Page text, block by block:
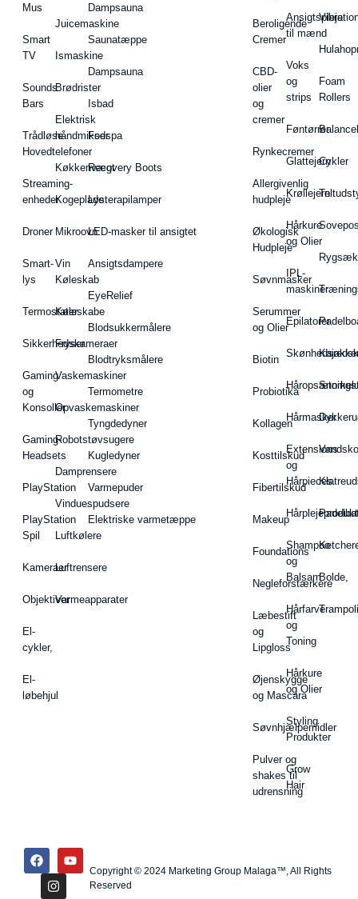
Mus
Smart
TV
Sounds
Bars
Trådløse
Hovedtelefoner
Streaming-
enheder
Droner
Smart-
lys
Termostater
Sikkerhedskameraer
Gaming
og
Konsoller
Gaming-
Headsets
PlayStation
PlayStation
Spil
Kameraer
Objektiver
El-
cykler,
El-
løbehjul
Juicemaskine
Ismaskine
Brødrister
Elektrisk
håndmikser
Køkkenvægt
Kogeplade
Mikroovn
Vin
Køleskab
Køleskabe
Fryser
Vaskemaskiner
Opvaskemaskiner
Robotstøvsugere
Damprensere
Vinduespudsere
Luftkølere
Luftrensere
Varmeapparater
Dampsauna
Saunatæppe
Dampsauna
Isbad
Fodspa
Recovery Boots
Lysterapilamper
LED-masker til ansigtet
Ansigtsdampere
EyeRelief
Blodsukkermålere
Blodtryksmålere
Termometre
Tyngdedyner
Kugledyner
Varmepuder
Elektriske varmetæppe
Beroligende
Cremer
CBD-
olier
og
cremer
Rynkecremer
Allergivenlig
hudpleje
Økologisk
Hudpleje
Søvnmasker
Serummer
og Olier
Biotin
Probiotika
Kollagen
Kosttilskud
Fibertilskud
Makeup
Foundations
Negleforstærkere
Læbestift
og
Lipgloss
Øjenskygge
og Mascara
Søvnhjælpemidler
Pulver og
shakes til
udrensning
Ansigtspleje
til mænd
Voks
og
strips
Føntørrer
Glattejern
Krøllejern
Hårkure
og Olier
IPL-
maskiner
Epilatorer
Hårmasker
Extensions
og
Hårpieces
Shampoo
og
Balsam
Hårfarve
og
Toning
Hårkure
og Olier
Styling
Produkter
Grow
Hair
Foam
Rollers
Cykler
Vandsko
Bolde,
Copyright © 2024 Marketing Group Malaga™, All Rights
Reserved